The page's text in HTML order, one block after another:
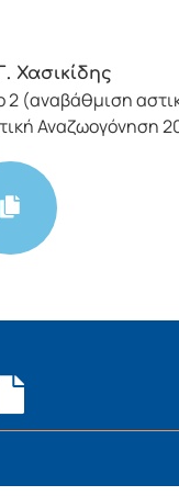
Χασικίδης
2 (αναβάθμιση
Αναζωογόνηση